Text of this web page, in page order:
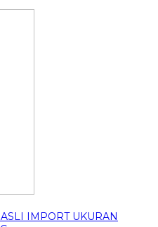
IMPORT UKURAN